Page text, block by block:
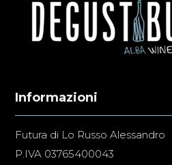
Informazioni
Futura di Lo Russo Alessandro
P.IVA 03765400043